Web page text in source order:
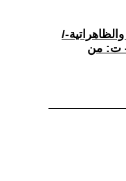
- ت: من